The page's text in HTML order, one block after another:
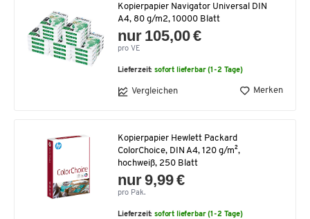
Kopierpapier Navigator Universal DIN
A4, 80 g/m2, 10000 Blatt
nur 105,00 €
pro VE
Lieferzeit:sofort lieferbar (1-2 Tage)
Vergleichen Merken
Kopierpapier Hewlett Packard
ColorChoice, DIN A4, 120 g/m²,
hochweiß, 250 Blatt
nur 9,99 €
pro Pak.
Lieferzeit:sofort lieferbar (1-2 Tage)